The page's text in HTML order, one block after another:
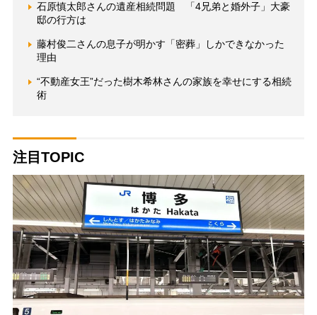
石原慎太郎さんの遺産相続問題 「4兄弟と婚外子」大豪
邸の行方は
藤村俊二さんの息子が明かす「密葬」しかできなかった
理由
“不動産女王”だった樹木希林さんの家族を幸せにする相続
術
注目TOPIC